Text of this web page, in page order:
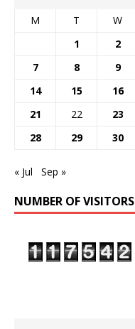
M T W
1
2
7
8 9
14
15 16
21
22 23
28
29 30
« Jul Sep »
NUMBER OF VISITORS